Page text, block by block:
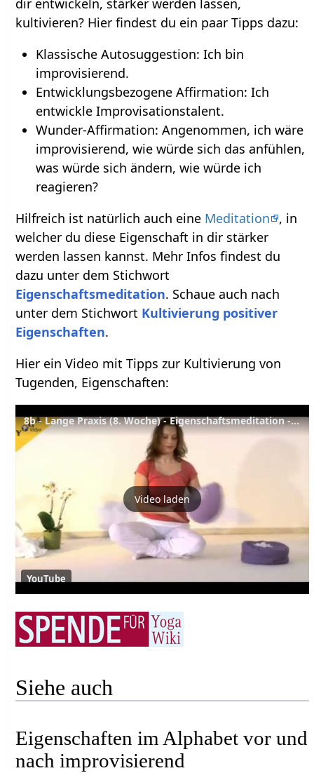
dir entwickeln, stärker werden lassen,
kultivieren? Hier findest du ein paar Tipps dazu:
Klassische Autosuggestion: Ich bin
improvisierend.
Entwicklungsbezogene Affirmation: Ich
entwickle Improvisationstalent.
Wunder-Affirmation: Angenommen, ich wäre
improvisierend, wie würde sich das anfühlen,
was würde sich ändern, wie würde ich
reagieren?
Hilfreich ist natürlich auch eine Meditation
, in
welcher du diese Eigenschaft in dir stärker
werden lassen kannst. Mehr Infos findest du
dazu unter dem Stichwort
Eigenschaftsmeditation. Schaue auch nach
unter dem Stichwort Kultivierung positiver
Eigenschaften.
Hier ein Video mit Tipps zur Kultivierung von
Tugenden, Eigenschaften:
8b - Lange Praxis (8. Woche) - Eigenschaftsmeditation - Yoga Vidya Meditationskurs
Video laden
YouTube
Siehe auch
Eigenschaften im Alphabet vor und
nach improvisierend